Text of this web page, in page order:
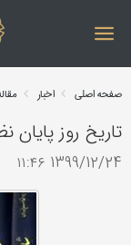
صفحه اصلی اخبار
تاریخ روز
1399/12/24 ۱۱:۴۶